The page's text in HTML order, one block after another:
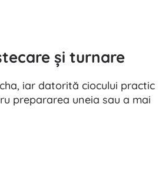
și turnare
iar datorită ciocului practic
prepararea uneia sau a mai